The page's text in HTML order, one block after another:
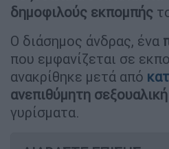
δημοφιλούς εκπομπής
Ο διάσημος άνδρας, ένα
που εμφανίζεται σε
ανακρίθηκε μετά από
ανεπιθύμητη
γυρίσματα.